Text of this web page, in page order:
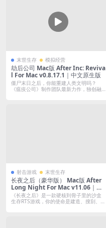
末世生存 模拟经营
劫后公司 Mac版 After Inc: Reviva
l For Mac v0.8.17.1｜中文原生版
僵尸末日之后，你能重建人类文明吗？
《瘟疫公司》制作团队最新力作，独创融
射击游戏 末世生存
长夜之后（豪华版） Mac版 After
Long Night For Mac v11.06｜中
文移植版｜新挑战:白屋防线+无尽
模式+全DLC+英语/四川话配音
《长夜之后》是一款硬核到骨子里的沙盒
生存RTS游戏，你的使命是建造、搜刮、武